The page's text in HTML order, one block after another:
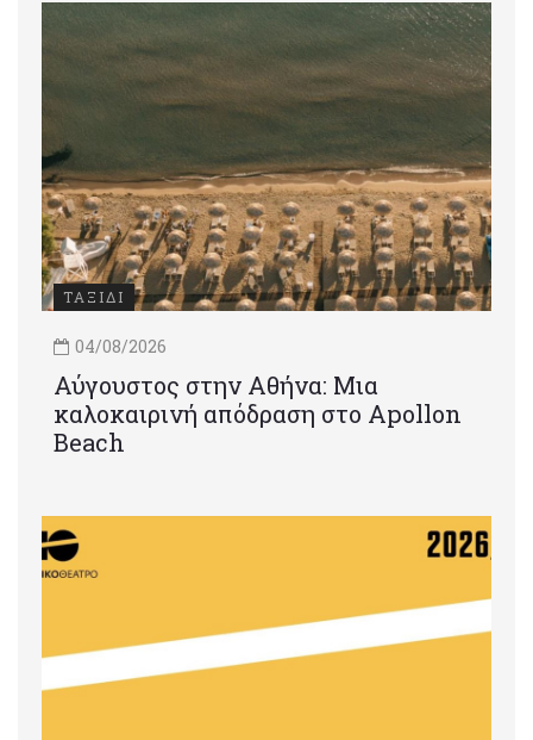
ΤΑΞΙΔΙ
04/08/2026
Αύγουστος στην Αθήνα: Μια
καλοκαιρινή απόδραση στο Apollon
Beach